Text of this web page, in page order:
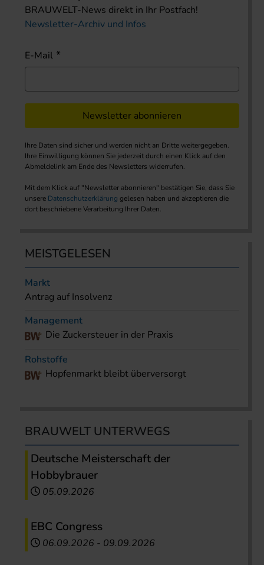
BRAUWELT-News direkt in Ihr Postfach!
Newsletter-Archiv und Infos
E-Mail
Newsletter abonnieren
Ihre Daten sind sicher und werden nicht an Dritte weitergegeben.
Ihre Einwilligung können Sie jederzeit durch einen Klick auf den
Abmeldelink am Ende des Newsletters widerrufen.
Mit dem Klick auf "Newsletter abonnieren" bestätigen Sie, dass Sie
unsere Datenschutzerklärung gelesen haben und akzeptieren die
dort beschriebene Verarbeitung Ihrer Daten.
MEISTGELESEN
Markt
Antrag auf Insolvenz
Management
Die Zuckersteuer in der Praxis
Rohstoffe
Hopfenmarkt bleibt überversorgt
BRAUWELT UNTERWEGS
Deutsche Meisterschaft der
Hobbybrauer
05.09.2026
EBC Congress
06.09.2026 - 09.09.2026